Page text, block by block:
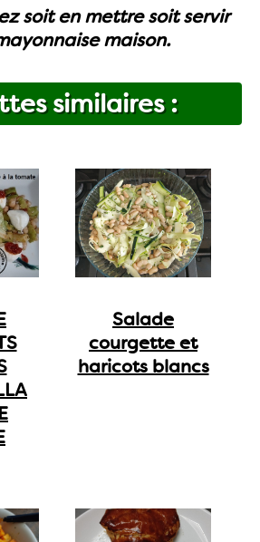
soit en mettre soit servir
maison.
similaires :
Salade
courgette et
haricots blancs